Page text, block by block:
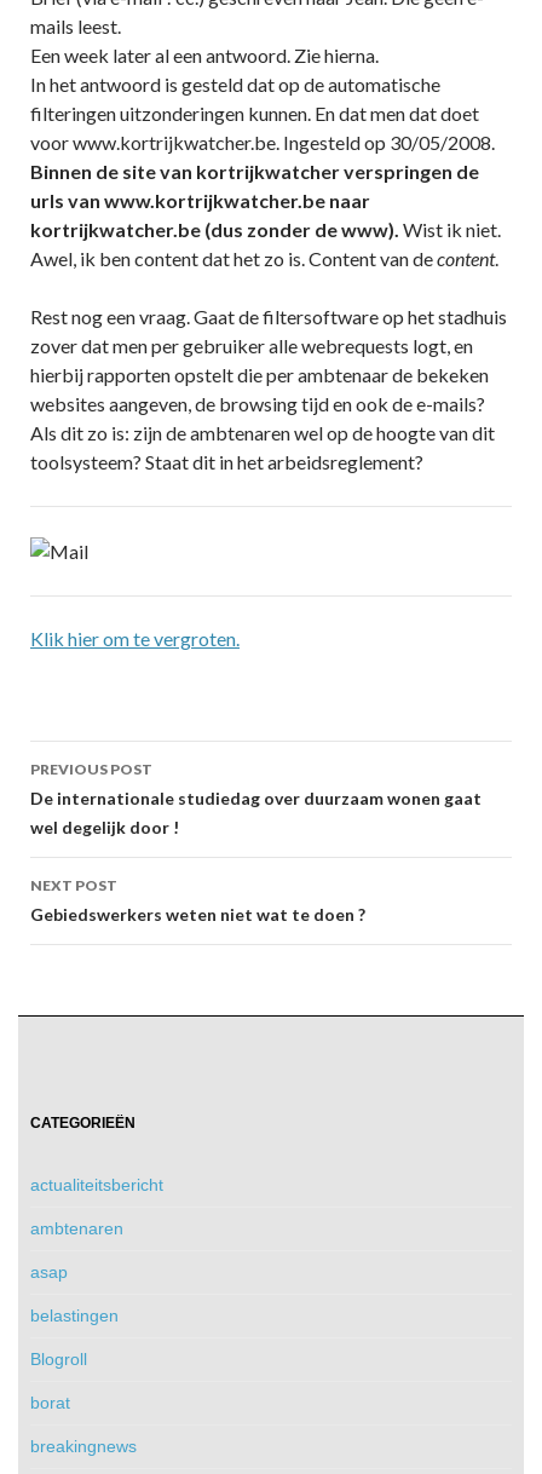
mails leest.
Een week later al een antwoord. Zie hierna.
In het antwoord is gesteld dat op de automatische
filteringen uitzonderingen kunnen. En dat men dat doet
voor www.kortrijkwatcher.be. Ingesteld op 30/05/2008.
Binnen de site van kortrijkwatcher verspringen de
urls van www.kortrijkwatcher.be naar
kortrijkwatcher.be (dus zonder de www). Wist ik niet.
Awel, ik ben content dat het zo is. Content van decontent.
Rest nog een vraag. Gaat de filtersoftware op het stadhuis
zover dat men per gebruiker alle webrequests logt, en
hierbij rapporten opstelt die per ambtenaar de bekeken
websites aangeven, de browsing tijd en ook de e-mails?
Als dit zo is: zijn de ambtenaren wel op de hoogte van dit
toolsysteem? Staat dit in het arbeidsreglement?
Klik hier om te vergroten.
Post
navigation
PREVIOUS POST
De internationale studiedag over duurzaam wonen gaat
wel degelijk door !
NEXT POST
Gebiedswerkers weten niet wat te doen ?
CATEGORIEËN
actualiteitsbericht
ambtenaren
asap
belastingen
Blogroll
borat
breakingnews